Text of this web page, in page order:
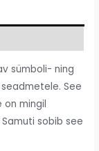
sümboli- ning
See
on mingil
Samuti sobib see